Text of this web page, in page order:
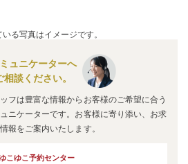
る写真はイメージです。
ュニケーターへ
談ください。
フは豊富な情報からお客様のご希望に合う
ニケーターです。お客様に寄り添い、お求
報をご案内いたします。
こゆこ予約センター